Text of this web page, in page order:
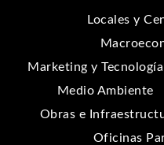
Locales y
Marketing y Tecnología
Medio Ambiente
Obras e
Oficinas